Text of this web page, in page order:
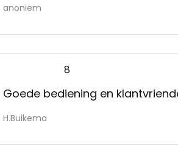
anoniem
8
Goede bediening en
H.Buikema